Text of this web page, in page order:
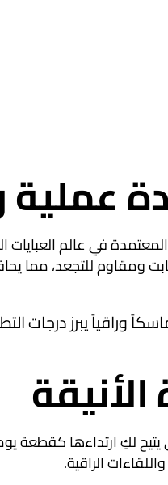
في عالم العبايات
ثابت ومقاوم للتجعد،
وراقياً يبرز درجات
لكِ ارتداءها كقطعة
الراقية.